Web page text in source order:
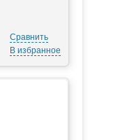
Сравнить
В избранное